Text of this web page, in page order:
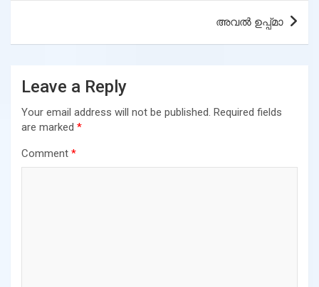
അവൽ ഉപ്പ്മാ
Leave a Reply
Your email address will not be published. Required fields
are marked *
Comment *